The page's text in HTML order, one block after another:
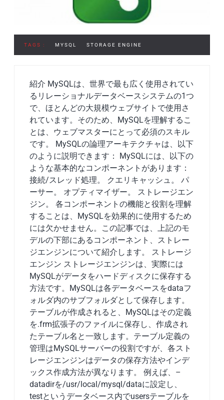
TAGS : MYSQL STORAGE ENGINE
紹介 MySQLは、世界で最も広く使用されてい
るリレーショナルデータベースシステムの1つ
で、ほとんどの大規模ウェブサイトで使用さ
れています。そのため、MySQLを理解するこ
とは、ウェブマスターにとって必須のスキル
です。 MySQLの論理アーキテクチャは、以下
のように説明できます： MySQLには、以下の
ような基本的なコンポーネントがあります：
接続/スレッド処理。 クエリキャッシュ。 パ
ーサー。 オプティマイザー。 ストレージエン
ジン。 各コンポーネントの機能と役割を理解
することは、MySQLを効果的に使用するため
には欠かせません。この記事では、上記のモ
デルの下部にあるコンポーネント、ストレー
ジエンジンについて紹介します。 ストレージ
エンジン ストレージエンジンは、実際には
MySQLがデータをハードディスクに保存する
方法です。MySQLは各データベースをdataフ
ォルダ内のサブフォルダとして保存します。
テーブルが作成されると、MySQLはその定義
を.frm拡張子のファイルに保存し、作成され
たテーブル名と一致します。テーブル定義の
管理はMySQLサーバーの役割ですが、各スト
レージエンジンはデータの保存方法やインデ
ックス作成方法が異なります。 例えば、–
datadirを/usr/local/mysql/dataに設定し、
testというデータベース内でusersテーブルを